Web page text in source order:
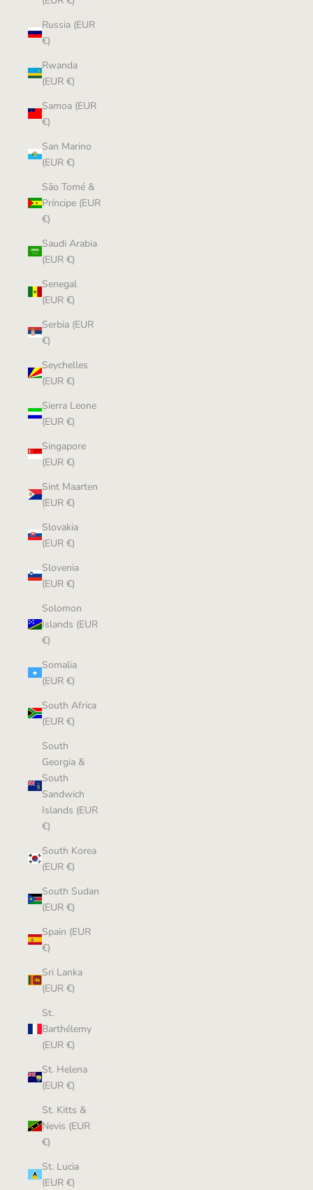
Russia (EUR
€)
Rwanda
(EUR €)
Samoa (EUR
€)
San Marino
(EUR €)
São Tomé &
Príncipe (EUR
€)
Saudi Arabia
(EUR €)
Senegal
(EUR €)
Serbia (EUR
€)
Seychelles
(EUR €)
Sierra Leone
(EUR €)
Singapore
(EUR €)
Sint Maarten
(EUR €)
Slovakia
(EUR €)
Slovenia
(EUR €)
Solomon
Islands (EUR
€)
Somalia
(EUR €)
South Africa
(EUR €)
South
Georgia &
South
Sandwich
Islands (EUR
€)
South Korea
(EUR €)
South Sudan
(EUR €)
Spain (EUR
€)
Sri Lanka
(EUR €)
St.
Barthélemy
(EUR €)
St. Helena
(EUR €)
St. Kitts &
Nevis (EUR
€)
St. Lucia
(EUR €)